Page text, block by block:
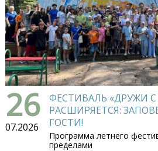
26
07.2026
ФЕСТИВАЛЬ «ДРУЖИ
РАСШИРЯЕТСЯ:
ГОСТИ!
Программа летнего
пределами